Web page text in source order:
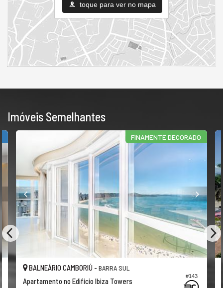
toque para ver no mapa
Imóveis Semelhantes
FRENTE MAR
BALNEÁRIO CAMBORIÚ -BARRA SUL
Apartamento no Edifício Costão da Barra